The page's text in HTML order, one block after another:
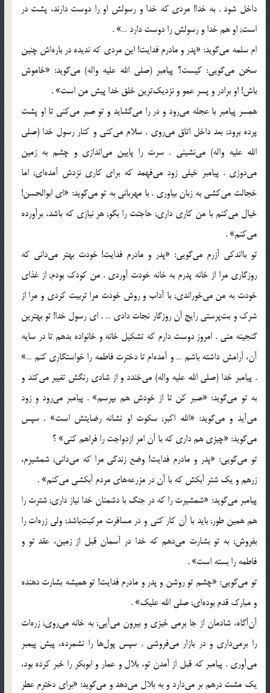
داخل شود . به خدا! مردی که خدا و رسولش او را دوست دارند، پشت در
است; او هم خدا و رسولش را دوست دارد …» .
ام سلمه می‌گوید: «پدر و مادرم فدایت! این مردی که ندیده در باره‌اش چنین
سخن می‌گویی: کیست؟ پیامبر (صلی الله علیه واله) می‌گوید: «خاموش
باش! او برادر و پسر عمو و نزدیک‌ترین خلق خدا پیش من است‌» .
همسر پیامبر با عجله می‌رود و در را می‌گشاید و تو صبر می‌کنی تا او پشت
پرده برود; بعد داخل اتاق می‌روی . سلام می‌کنی و کنار رسول خدا (صلی
الله علیه واله) می‌نشینی . سرت را پایین می‌اندازی و چشم به زمین
می‌دوزی . پیامبر خیلی زود می‌فهمد که برای کاری نزدش آمده‌ای; اما
خجالت می‌کشی به زبان بیاوری . با مهربانی به تو می‌گوید: «ای ابوالحسن!
خیال می‌کنم با من کاری داری; حاجتت را بگو; هر نیازی که باشد، برآورده
می‌کنم‌» .
تو بااندکی آزرم می‌گویی: «پدر و مادرم فدایت! خودت بهتر می‌دانی که
روزگاری مرا از خانه پدرم به خانه خودت آوردی . من کودک بودم; از غذای
خودت به من می‌خوراندی; با آداب و روش خودت مرا تربیت کردی و مرا از
شرک و بت‌پرستی رایج آن روزگار نجات دادی … . ای رسول خدا! تو بهترین
گنجینه منی . امروز دوست دارم که تشکیل خانه و خانواده بدهم تا در سایه
آن، آرامش داشته باشم … و آمده‌ام تا دخترت فاطمه را خواستگاری کنم …»
. پیامبر خدا (صلی الله علیه واله) می‌خندد و از شادی رنگش تغییر می‌کند و
به تو می‌گوید: «صبر کن تا از خودش هم بپرسم‌» . پیامبر می‌رود و زود
می‌آید و می‌گوید: «الله اکبر; سکوت او نشانه رضایتش است‌» . سپس
می‌گوید: «چیزی هم داری که با آن امر ازدواجت را فراهم کنی‌» ؟
تو می‌گویی: «پدر و مادرم فدایت! وضع زندگی مرا که می‌دانی; شمشیرم،
زرهم و یک شتر آبکش که با آن در مزرعه‌های مردم آبکشی می‌کنم‌» .
پیامبر می‌گوید: «شمشیرت را که در جنگ با دشمنان خدا نیاز داری; شترت را
هم همین طور; باید با آن کار کنی و در مسافرت مرکبت‌باشد; ولی زره‌ات را
بفروش; به تو بشارت می‌دهم که خدا در آسمان قبل از زمین، عقد تو و
فاطمه را بسته است‌» .
تو می‌گویی: «چشم تو روشن و پدر و مادرم فدایت! تو همیشه بشارت دهنده
و مبارک قدم بوده‌ای; صلی الله علیک‌» .
آن‌آگاه، شادمان از جا برمی خیزی و بیرون می‌آیی; به خانه می‌روی; زره‌ات
را برمی‌داری و در بازار می‌فروشی . سپس پول‌ها را نشمرده، پیش پیمبر
می‌آوری . پیامبر که قبل از آمدن تو، بلال و عمار و ابوبکر را خبر کرده بود،
یک مشت درهم بر می‌دارد و به بلال می‌دهد و می‌گوید: «برای دخترم عطر